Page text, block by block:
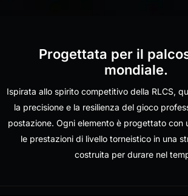
Progettata per il
mondiale.
Ispirata allo spirito competitivo della RLCS,
la precisione e la resilienza del gioco
postazione. Ogni elemento è progettato con
le prestazioni di livello torneistico in una
costruita per durare nel